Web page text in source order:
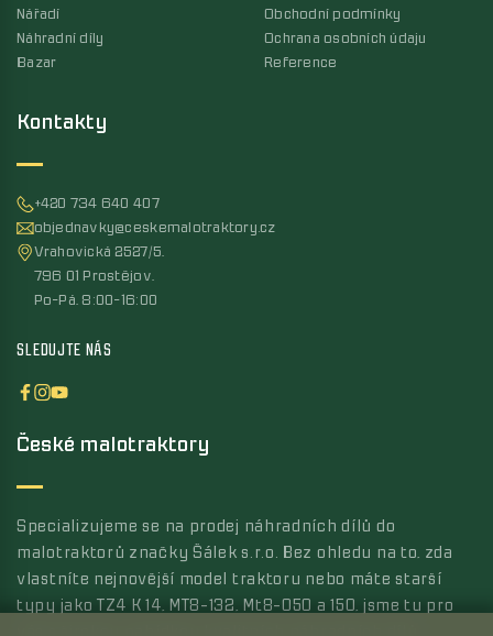
Kontakty
+420 734 640 407
objednavky@ceskemalotraktory.cz
Vrahovická 2527/5,
796 01 Prostějov,
Po-Pá, 8:00-16:00
SLEDUJTE NÁS
Nářadí
Náhradní díly
Bazar
Obchodní podmínky
Ochrana osobních údaju
Reference
České malotraktory
Specializujeme se na prodej náhradních dílů do
malotraktorů značky Šálek s.r.o. Bez ohledu na to, zda
vlastníte nejnovější model traktoru nebo máte starší
typy jako TZ4 K 14, MT8-132, Mt8-050 a 150, jsme tu pro